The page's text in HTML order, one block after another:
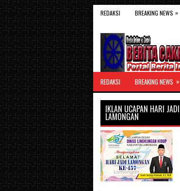
REDAKSI BREAKING NEWS »
REDAKSI BREAKING NEWS »
IKLAN UCAPAN HARI JADI
LAMONGAN